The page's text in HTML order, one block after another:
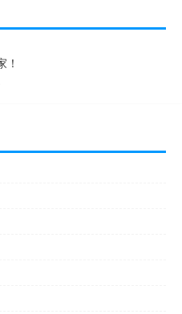
！